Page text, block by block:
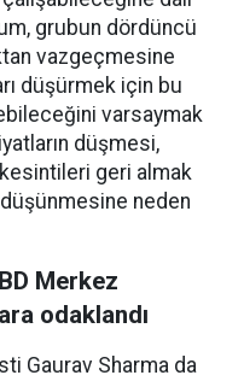
grubun dördüncü
vazgeçmesine
düşürmek için bu
varsaymak
düşmesi,
kesintileri geri almak
neden
Merkez
odaklandı
Gaurav Sharma da